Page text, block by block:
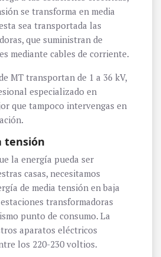
se transforma en media
sea transportada las
que suministran de
mediante cables de corriente.
MT transportan de 1 a 36 kV,
especializado en
que tampoco intervengas en
tensión
la energía pueda ser
casas, necesitamos
de media tensión en baja
transformadoras
punto de consumo. La
aparatos eléctricos
los 220-230 voltios.